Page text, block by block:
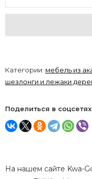
Категории: мебель из
шезлонги и лежаки
Поделиться в
На нашем сайте Kwa-